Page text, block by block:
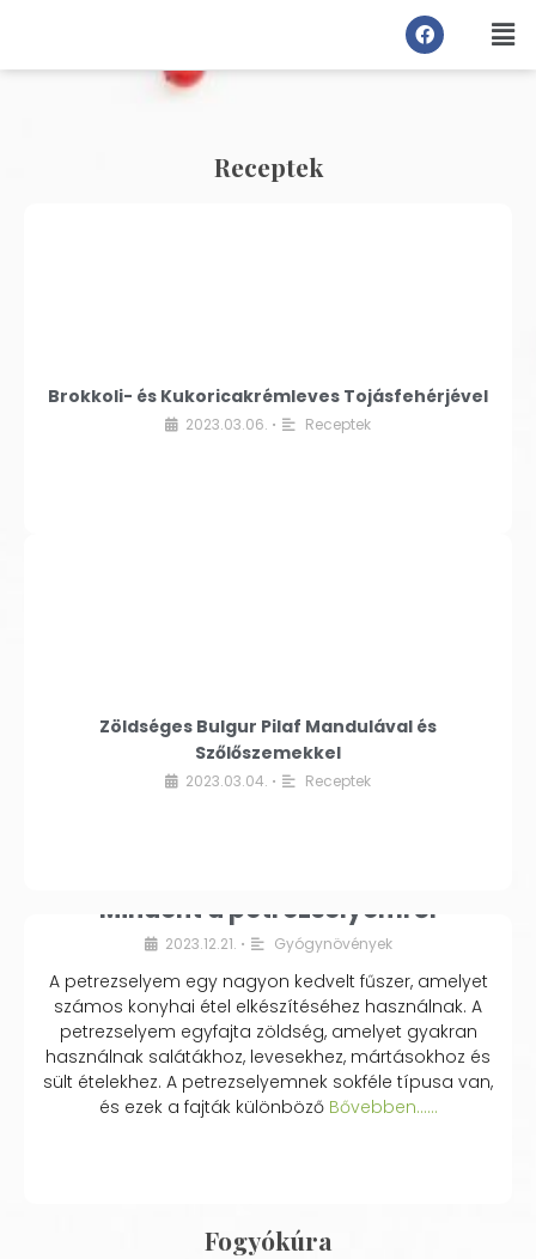
Receptek
Brokkoli- és Kukoricakrémleves Tojásfehérjével
2023.03.06. • Receptek
Zöldséges Bulgur Pilaf Mandulával és
Szőlőszemekkel
2023.03.04. • Receptek
Mindent a petrezselyemről
2023.12.21. • Gyógynövények
A petrezselyem egy nagyon kedvelt fűszer, amelyet
számos konyhai étel elkészítéséhez használnak. A
petrezselyem egyfajta zöldség, amelyet gyakran
használnak salátákhoz, levesekhez, mártásokhoz és
sült ételekhez. A petrezselyemnek sokféle típusa van,
és ezek a fajták különbözőBővebben...…
Fogyókúra